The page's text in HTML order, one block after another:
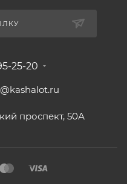
25-20​
проспект, 50А​